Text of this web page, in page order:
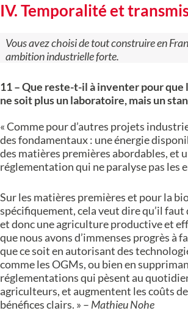
IV. Temporalité et
Vous avez choisi de tout construire en
ambition industrielle forte.
11 – Que reste-t-il à inventer pour
ne soit plus un laboratoire, mais un
« Comme pour d’autres projets
des fondamentaux : une énergie
des matières premières abordables, et
réglementation qui ne paralyse pas les
Sur les matières premières et pour la
spécifiquement, cela veut dire qu’il faut
et donc une agriculture productive et
que nous avons d’immenses progrès à
que ce soit en autorisant des
comme les OGMs, ou bien en
réglementations qui pèsent au
agriculteurs, et augmentent les coûts
bénéfices clairs. » – Mathieu Nohe